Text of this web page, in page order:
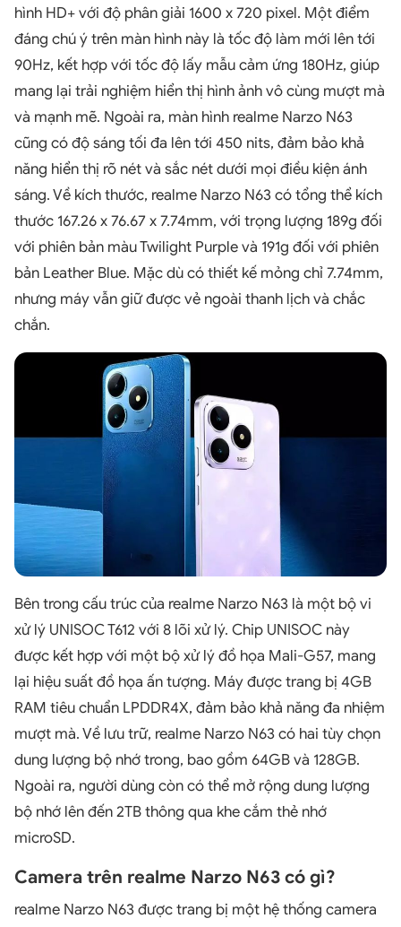
hình HD+ với độ phân giải 1600 x 720 pixel. Một điểm
đáng chú ý trên màn hình này là tốc độ làm mới lên tới
90Hz, kết hợp với tốc độ lấy mẫu cảm ứng 180Hz, giúp
mang lại trải nghiệm hiển thị hình ảnh vô cùng mượt mà
và mạnh mẽ. Ngoài ra, màn hình realme Narzo N63
cũng có độ sáng tối đa lên tới 450 nits, đảm bảo khả
năng hiển thị rõ nét và sắc nét dưới mọi điều kiện ánh
sáng. Về kích thước, realme Narzo N63 có tổng thể kích
thước 167.26 x 76.67 x 7.74mm, với trọng lượng 189g đối
với phiên bản màu Twilight Purple và 191g đối với phiên
bản Leather Blue. Mặc dù có thiết kế mỏng chỉ 7.74mm,
nhưng máy vẫn giữ được vẻ ngoài thanh lịch và chắc
chắn.
Bên trong cấu trúc của realme Narzo N63 là một bộ vi
xử lý UNISOC T612 với 8 lõi xử lý. Chip UNISOC này
được kết hợp với một bộ xử lý đồ họa Mali-G57, mang
lại hiệu suất đồ họa ấn tượng. Máy được trang bị 4GB
RAM tiêu chuẩn LPDDR4X, đảm bảo khả năng đa nhiệm
mượt mà. Về lưu trữ, realme Narzo N63 có hai tùy chọn
dung lượng bộ nhớ trong, bao gồm 64GB và 128GB.
Ngoài ra, người dùng còn có thể mở rộng dung lượng
bộ nhớ lên đến 2TB thông qua khe cắm thẻ nhớ
microSD.
Camera trên realme Narzo N63 có gì?
realme Narzo N63 được trang bị một hệ thống camera